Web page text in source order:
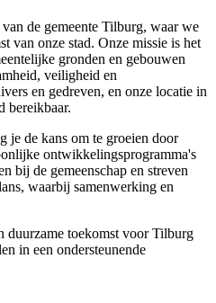
de gemeente Tilburg, waar we
van onze stad. Onze missie is het
gronden en gebouwen
veiligheid en
en gedreven, en onze locatie in
bereikbaar.
je de kans om te groeien door
ontwikkelingsprogramma's
bij de gemeenschap en streven
waarbij samenwerking en
duurzame toekomst voor Tilburg
in een ondersteunende